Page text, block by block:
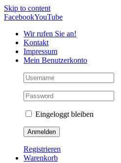
Skip to content
FacebookYouTube
Wir rufen Sie an!
Kontakt
Impressum
Mein Benutzerkonto
Eingeloggt bleiben
Registrieren
Warenkorb